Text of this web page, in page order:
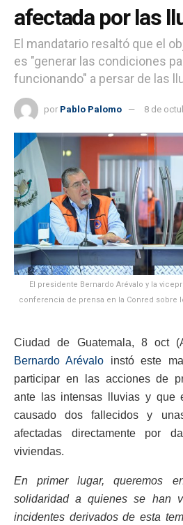
afectada por las
El mandatario resaltó que el
es "generar las condiciones
funcionando" a persar de las
por Pablo Palomo 8 de
El presidente Bernardo Arévalo y la
conferencia de prensa en la Conred sobre
Ciudad de Guatemala, 8 oct
Bernardo Arévalo instó este
participar en las acciones de
ante las intensas lluvias y que
causado dos fallecidos y
afectadas directamente por
viviendas.
En primer lugar, queremos
solidaridad a quienes se han
incidentes derivados de esta